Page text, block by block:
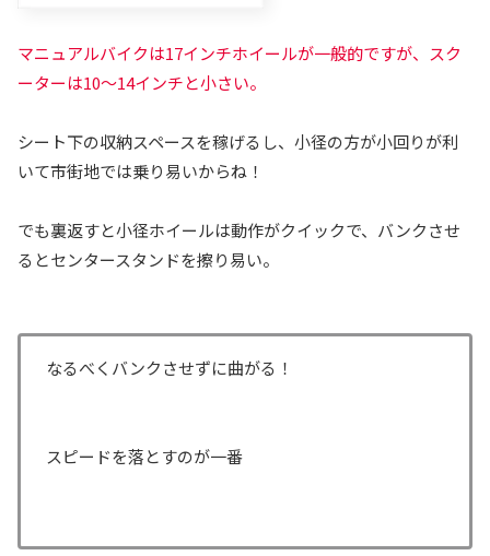
マニュアルバイクは17インチホイールが一般的ですが、 スク
ーターは10～14インチと小さい。
シート下の収納スペースを稼げるし、小径の方が小回りが利
いて市街地では乗り易いからね！
でも裏返すと小径ホイールは動作がクイックで、バンクさせ
るとセンタースタンドを擦り易い。
なるべくバンクさせずに曲がる！
スピードを落とすのが一番